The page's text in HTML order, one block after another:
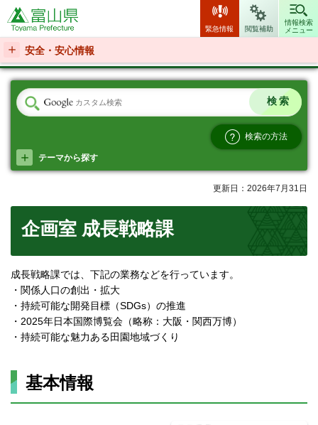
富山県
緊急情報 閲覧補助
情報検索
メニュー
安全・安心情報
検索の方法
テーマから探す
更新日：2026年7月31日
企画室 成長戦略課
成長戦略課では、下記の業務などを行っています。
・関係人口の創出・拡大
・持続可能な開発目標（SDGs）の推進
・2025年日本国際博覧会（略称：大阪・関西万博）
・持続可能な魅力ある田園地域づくり
基本情報